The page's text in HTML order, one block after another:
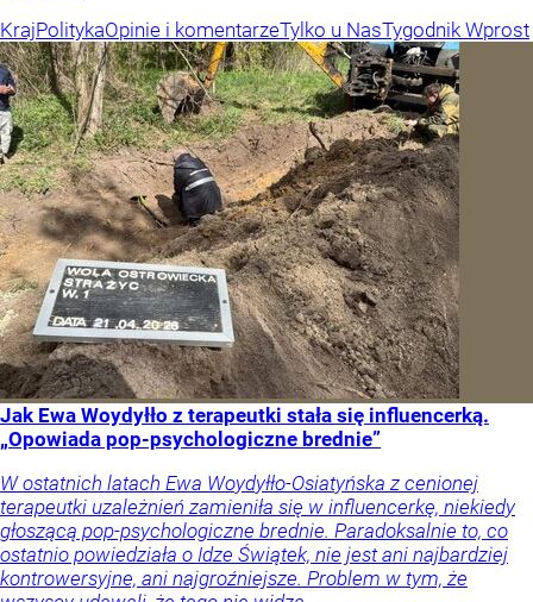
KrajPolitykaOpinie i komentarzeTylko u NasTygodnik Wprost
Jak Ewa Woydyłło z terapeutki stała się influencerką.
„Opowiada pop-psychologiczne brednie”
W ostatnich latach Ewa Woydyłło-Osiatyńska z cenionej
terapeutki uzależnień zamieniła się w influencerkę, niekiedy
głoszącą pop-psychologiczne brednie. Paradoksalnie to, co
ostatnio powiedziała o Idze Świątek, nie jest ani najbardziej
kontrowersyjne, ani najgroźniejsze. Problem w tym, że